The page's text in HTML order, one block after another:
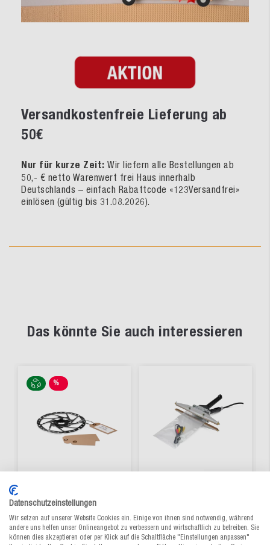
Versandkostenfreie Lieferung ab
50€
Nur für kurze Zeit: Wir liefern alle Bestellungen ab
50,- € netto Warenwert frei Haus innerhalb
Deutschlands – einfach Rabattcode «123Versandfrei»
einlösen (gültig bis 31.08.2026).
Das könnte Sie auch interessieren
%
Anhänge-Etikett aus
Karton
ISZ
Datenschutzeinstellungen
Wir setzen auf unserer Website Cookies ein. Einige von ihnen sind notwendig, während
andere uns helfen unser Onlineangebot zu verbessern und wirtschaftlich zu betreiben. Sie
können dies akzeptieren oder per Klick auf die Schaltfläche "Einstellungen anpassen"